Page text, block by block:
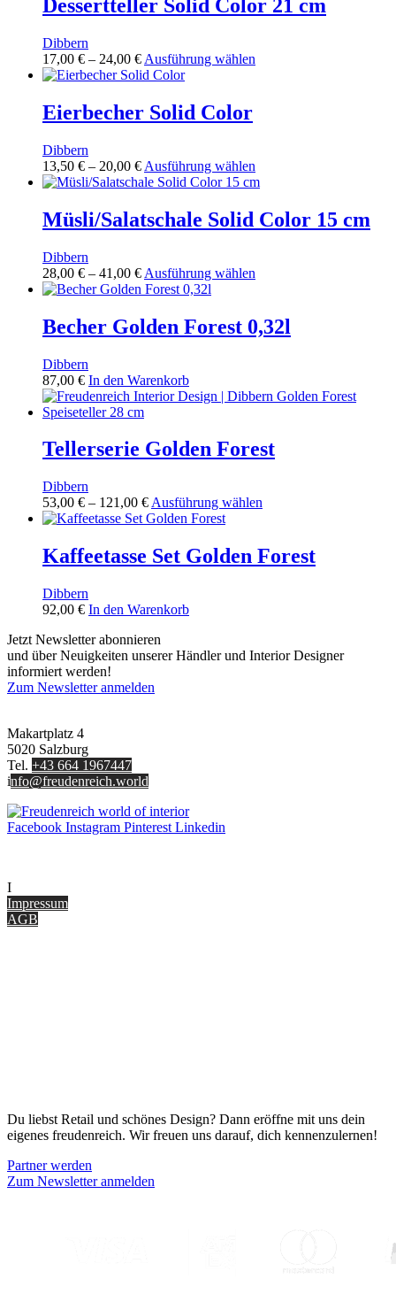
der
Produktseite
Varianten
Optionen
Dessertteller Solid Color 21 cm
Dibbern
17,00 € – 24,00 €Preisspanne:
17,00 €
24,00 €
Ausführung wählen
Optionen
können
der
Produktseite
Eierbecher Solid Color
Dibbern
13,50 € – 20,00 €Preisspanne:
13,50 €
20,00 €
Ausführung wählen
Produkt
mehrere
Varianten
Optionen
der
Produktseite
Müsli/Salatschale Solid Color 15 cm
Dibbern
28,00 € – 41,00 €Preisspanne:
28,00 €
41,00 €
Ausführung wählen
mehrere
Varianten
können
Produktseite
gewählt
Becher Golden Forest 0,32l
Dibbern
87,00 € In den Warenkorb
Tellerserie Golden Forest
Dibbern
53,00 € – 121,00 €Preisspanne:
53,00 €
121,00 €
Ausführung wählen
mehrere
Varianten
der
Kaffeetasse Set Golden Forest
Dibbern
92,00 € In den Warenkorb
Jetzt Newsletter abonnieren
und über Neuigkeiten unserer Händler und Interior Designer
informiert werden!
Zum Newsletter anmelden
Makartplatz 4
5020 Salzburg
Tel. +43 664 1967447
info@freudenreich.world
Facebook Instagram Pinterest Linkedin
I
Impressum
AGB
Du liebst Retail und schönes Design? Dann eröffne mit uns dein
eigenes freudenreich. Wir freuen uns darauf, dich kennenzulernen!
Partner werden
Zum Newsletter anmelden